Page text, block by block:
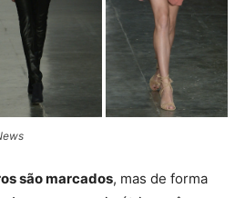
são marcados, mas de forma